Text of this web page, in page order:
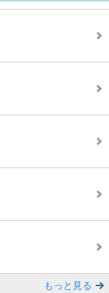
もっと見る